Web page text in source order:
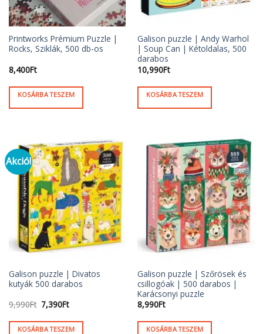
Printworks Prémium Puzzle |
Rocks, Sziklák, 500 db-os
8,400Ft
KOSÁRBA TESZEM
Galison puzzle | Andy Warhol
| Soup Can | Kétoldalas, 500
darabos
10,990Ft
KOSÁRBA TESZEM
Akció!
Galison puzzle | Divatos
kutyák 500 darabos
9,990Ft Original
price
was:
9,990Ft.
7,390FtCurrent
price
is:
7,390Ft.
KOSÁRBA TESZEM
Galison puzzle | Szőrösek és
csillogóak | 500 darabos |
Karácsonyi puzzle
8,990Ft
KOSÁRBA TESZEM